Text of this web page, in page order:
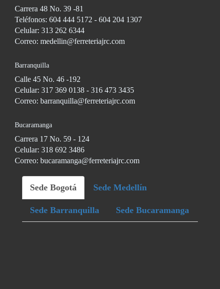
Carrera 48 No. 39 -81
Teléfonos: 604 444 5172 - 604 204 1307
Celular: 313 262 6344
Correo: medellin@ferreteriajrc.com
Barranquilla
Calle 45 No. 46 -192
Celular: 317 369 0138 - 316 473 3435
Correo: barranquilla@ferreteriajrc.com
Bucaramanga
Carrera 17 No. 59 - 124
Celular: 318 692 3486
Correo: bucaramanga@ferreteriajrc.com
Sede Bogotá Sede Medellín
Sede Barranquilla Sede Bucaramanga